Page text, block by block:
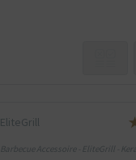
EliteGrill
Barbecue Accessoire - EliteGrill -